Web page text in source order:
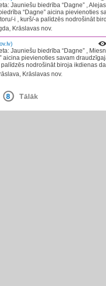
Jauniešu biedrība “Dagne” ,
“Dagne” aicina pievienoties
i , kurš/-a palīdzēs nodrošināt
Krāslavas nov.
Jauniešu biedrība “Dagne” ,
aicina pievienoties savam
nodrošināt biroja ikdienas
Krāslavas nov.
8 Tālāk